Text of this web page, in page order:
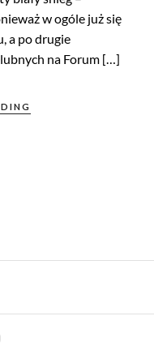
w ogóle już się
a po drugie
na Forum […]